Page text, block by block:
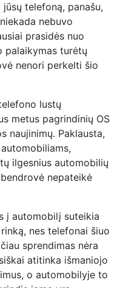
jūsų telefoną, panašu,
nebuvo
prasidės nuo
palaikymas turėtų
nenori perkelti šio
lustų
metus pagrindinių OS
naujinimų. Paklausta,
ilgesnius automobilių
nepateikė
į automobilį suteikia
nes telefonai šiuo
sprendimas nėra
atitinka išmaniojo
o automobilyje to